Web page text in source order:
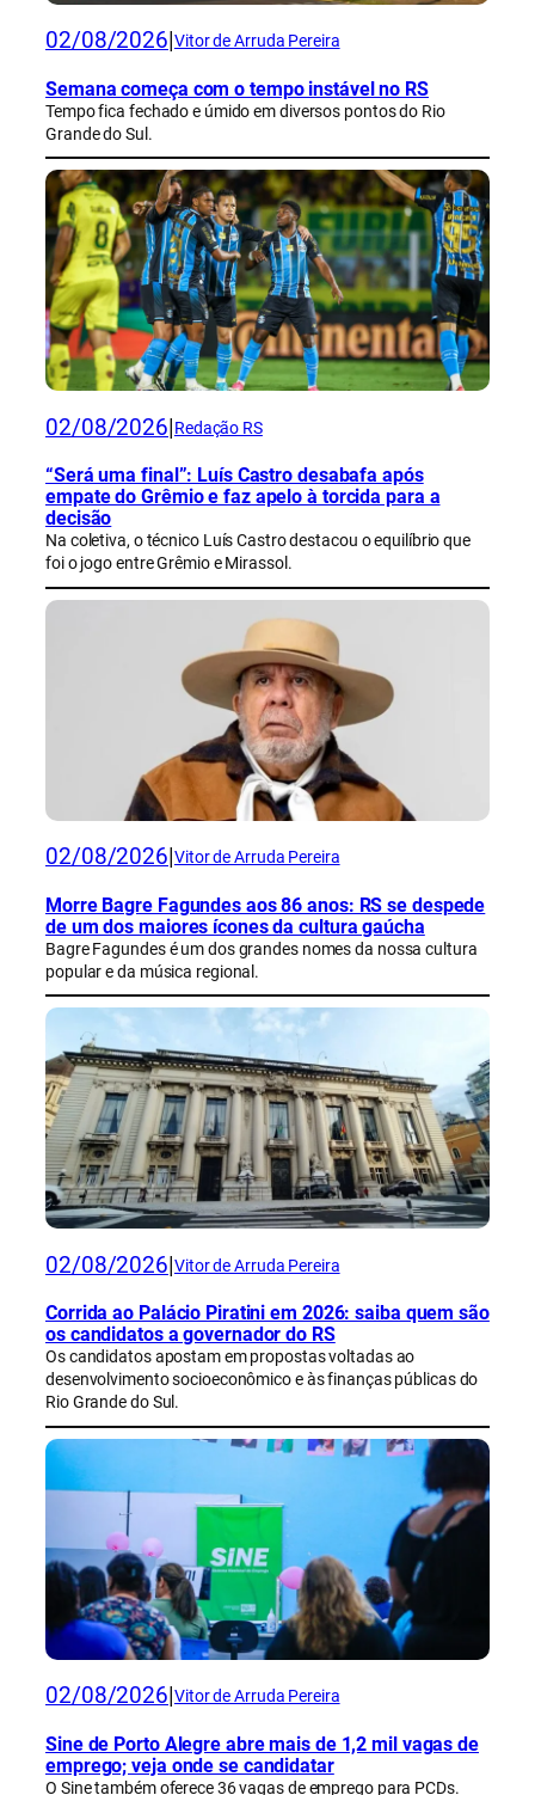
02/08/2026 Vitor de Arruda Pereira
Semana começa com o tempo instável no RS
Tempo fica fechado e úmido em diversos pontos do Rio
Grande do Sul.
02/08/2026 Redação RS
“Será uma final”: Luís Castro desabafa após
empate do Grêmio e faz apelo à torcida para a
decisão
Na coletiva, o técnico Luís Castro destacou o equilíbrio que
foi o jogo entre Grêmio e Mirassol.
02/08/2026 Vitor de Arruda Pereira
Morre Bagre Fagundes aos 86 anos: RS se despede
de um dos maiores ícones da cultura gaúcha
Bagre Fagundes é um dos grandes nomes da nossa cultura
popular e da música regional.
02/08/2026 Vitor de Arruda Pereira
Corrida ao Palácio Piratini em 2026: saiba quem são
os candidatos a governador do RS
Os candidatos apostam em propostas voltadas ao
desenvolvimento socioeconômico e às finanças públicas do
Rio Grande do Sul.
02/08/2026 Vitor de Arruda Pereira
Sine de Porto Alegre abre mais de 1,2 mil vagas de
emprego; veja onde se candidatar
O Sine também oferece 36 vagas de emprego para PCDs.